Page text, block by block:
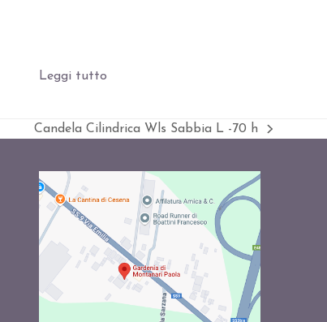
Leggi tutto
visualizza
Candela Cilindrica Wls Sabbia L -70 h